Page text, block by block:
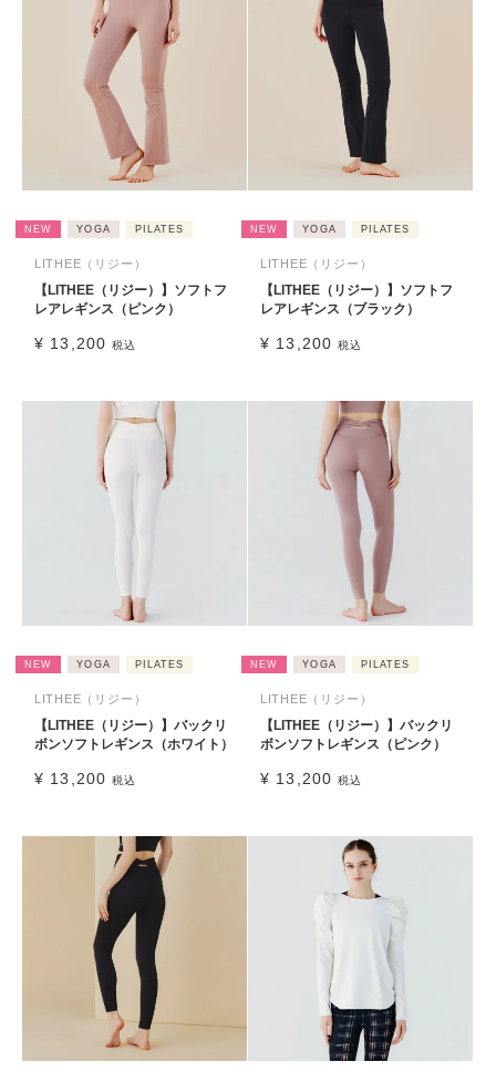
NEW YOGA PILATES
LITHEE（リジー）
【LITHEE（リジー）】ソフトフ
レアレギンス（ピンク）
¥ 13,200 税込
NEW YOGA PILATES
LITHEE（リジー）
【LITHEE（リジー）】ソフトフ
レアレギンス（ブラック）
¥ 13,200 税込
NEW YOGA PILATES
LITHEE（リジー）
【LITHEE（リジー）】バックリ
ボンソフトレギンス（ホワイト）
¥ 13,200 税込
NEW YOGA PILATES
LITHEE（リジー）
【LITHEE（リジー）】バックリ
ボンソフトレギンス（ピンク）
¥ 13,200 税込